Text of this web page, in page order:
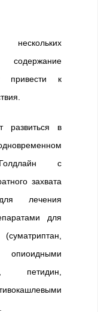
нескольких
привести к
развиться в
с
захвата
лечения
для
петидин,